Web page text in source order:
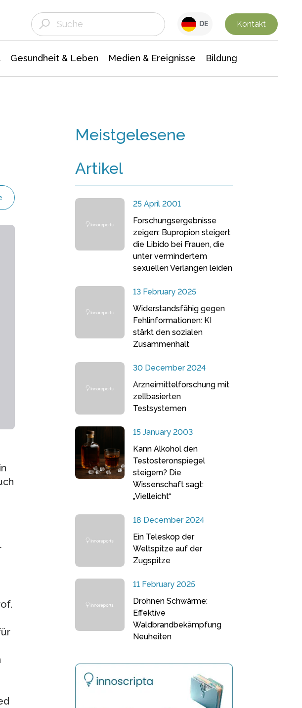
DE Kontakt
Gesundheit & Leben Medien & Ereignisse Bildung
Meistgelesene
Artikel
25 April 2001
Forschungsergebnisse
zeigen: Bupropion steigert
die Libido bei Frauen, die
unter vermindertem
sexuellen Verlangen leiden
13 February 2025
Widerstandsfähig gegen
Fehlinformationen: KI
stärkt den sozialen
Zusammenhalt
30 December 2024
Arzneimittelforschung mit
zellbasierten
Testsystemen
15 January 2003
Kann Alkohol den
Testosteronspiegel
steigern? Die
Wissenschaft sagt:
„Vielleicht“
18 December 2024
Ein Teleskop der
Weltspitze auf der
Zugspitze
11 February 2025
Drohnen Schwärme:
Effektive
Waldbrandbekämpfung
Neuheiten